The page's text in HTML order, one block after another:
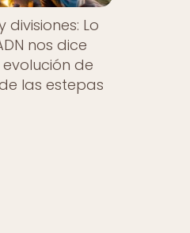
divisiones: Lo
nos dice
de
las estepas